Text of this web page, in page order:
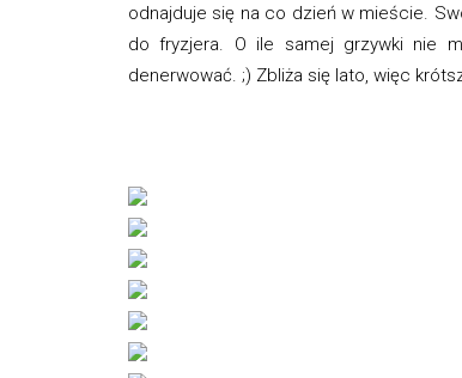
odnajduje się na co dzień w mieście.
do fryzjera. O ile samej grzywki nie
denerwować. ;) Zbliża się lato, więc